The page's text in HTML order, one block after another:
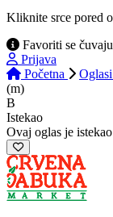
Kliknite srce pored
Favoriti se
Prijava
Početna
Oglasi
(m)
B
Istekao
Ovaj oglas je